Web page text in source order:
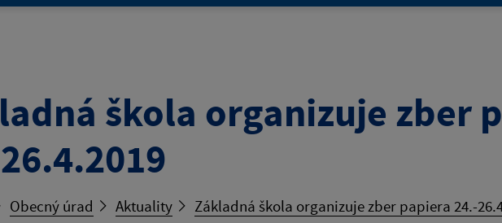
škola organizuje zber
Obecný úrad Aktuality Základná škola organizuje zber papiera 24.-